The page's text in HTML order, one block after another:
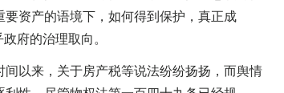
资产的语境下，如何得到保护，真正成
府的治理取向。
以来，关于房产税等说法纷纷扬扬，而舆情